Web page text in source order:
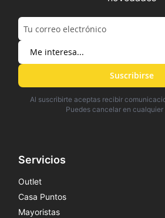
Suscribirse
Al suscribirte aceptas recibir
Puedes cancelar en cualquier
Servicios
Outlet
Casa Puntos
Mayoristas